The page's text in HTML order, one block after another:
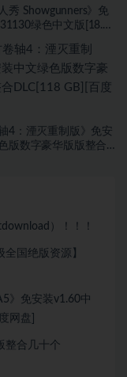
秀 Showgunners》免
绿色中文版[18.99
4：湮灭重制版》免安
版数字豪华版版整合
）！！！
全国绝版资源】
》免安装v1.60中
网盘]
整合几十个